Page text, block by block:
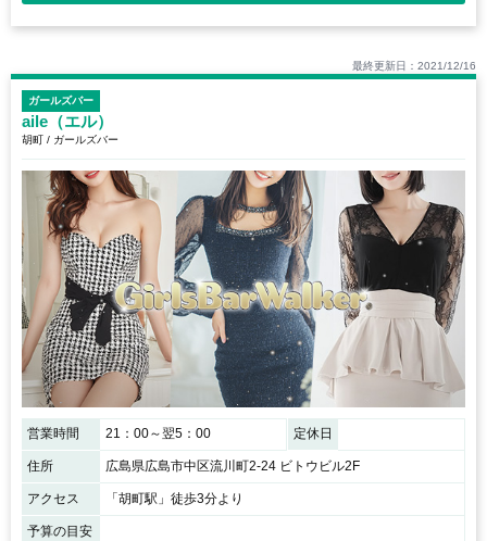
最終更新日：2021/12/16
ガールズバー
aile（エル）
胡町 / ガールズバー
営業時間 21：00～翌5：00 定休日
住所 広島県広島市中区流川町2-24 ビトウビル2F
アクセス 「胡町駅」徒歩3分より
予算の目安